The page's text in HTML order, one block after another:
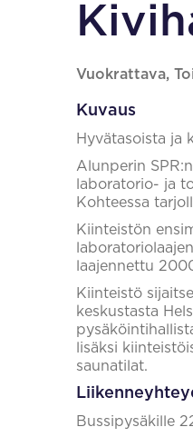
Vuokrattava,
Kuvaus
Hyvätasoista ja
Alunperin
laboratorio- ja
Kohteessa
Kiinteistön
laajennettu
Kiinteistö
keskustasta
lisäksi
saunatilat.
Bussipysäkille